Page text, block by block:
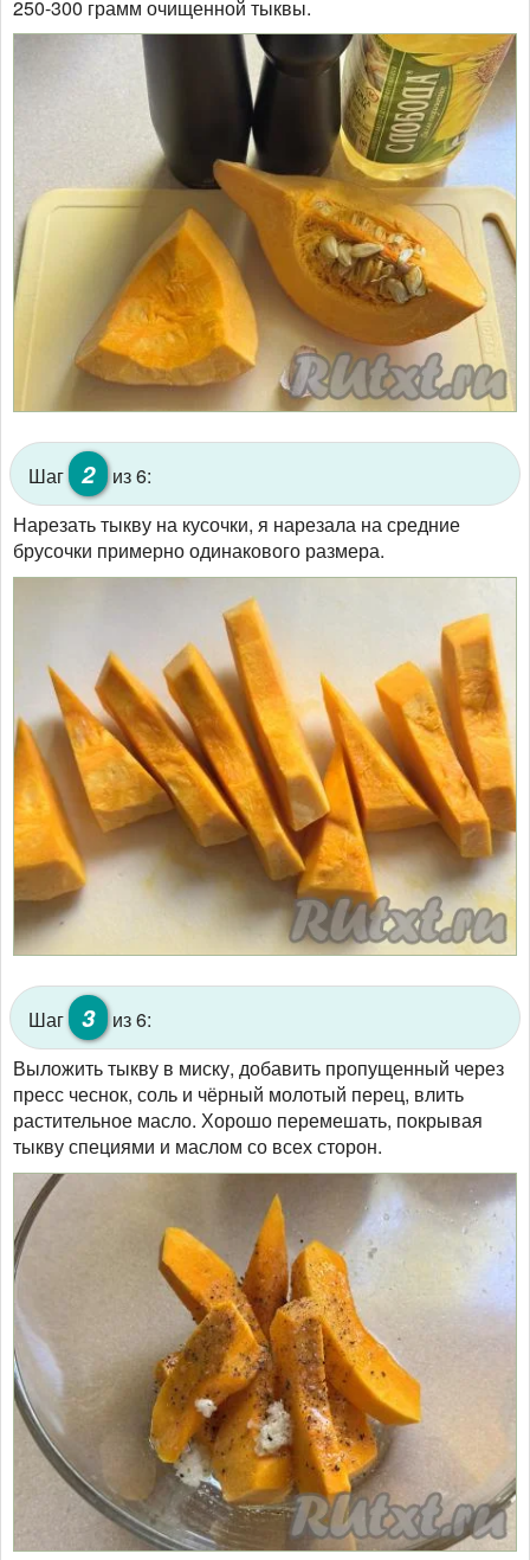
250-300 грамм очищенной тыквы.
Шаг 2
из 6:
Нарезать тыкву на кусочки, я нарезала на средние
брусочки примерно одинакового размера.
Шаг 3
из 6:
Выложить тыкву в миску, добавить пропущенный через
пресс чеснок, соль и чёрный молотый перец, влить
растительное масло. Хорошо перемешать, покрывая
тыкву специями и маслом со всех сторон.